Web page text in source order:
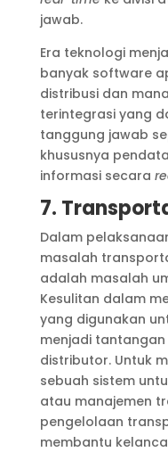
jawab.
Era teknologi
banyak software
distribusi dan
terintegrasi yang
tanggung jawab
khususnya
informasi secara
7.
Dalam
masalah
adalah masalah
Kesulitan dalam
yang digunakan
menjadi
distributor. Untuk
sebuah sistem
atau manajemen
pengelolaan
membantu